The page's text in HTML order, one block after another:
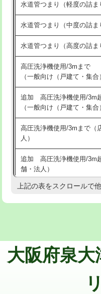
洗面台設置
化粧台設置
追加人工
廃棄・処分
※給水管工事は20mmまで
交換・取付(排水栓・排水ト
持込商品取付（混合水栓）
持込商品取付（浄水器・分
業）
排水管工事（追加 排水管
え）
マス交換（土の掘削・埋め
マス交換（深さ50㎝以上）
コンクリート斫り（厚さ10
水道管つまり（軽度の詰ま
水道管つまり（中度の詰ま
水道管つまり（高度の詰ま
高圧洗浄機使用/3mまで
（一般向け（戸建て・集合
追加 高圧洗浄機使用/3m
（一般向け（戸建て・集合
高圧洗浄機使用/3mまで（
人）
追加 高圧洗浄機使用/3m
舗・法人）
高度高圧洗浄換
追加トーラー機使用/3m超
上記の表をスクロールで
大阪府泉大